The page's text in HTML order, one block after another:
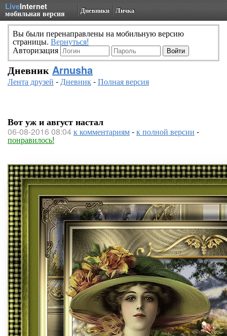
LiveInternet
мобильная версия Дневники Личка
Вы были перенаправлены на мобильную версию
страницы. Вернуться!
Авторизация
Дневник Arnusha
Лента друзей -Дневник-Полная версия
Вот уж и август настал
06-08-2016 08:04к комментариям-к полной версии -
понравилось!